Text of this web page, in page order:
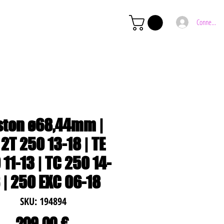
Connexion
ø68,44mm |
2T 250 13-18 | TE
13 | TC 250 14-
250 EXC 06-18
SKU: 194894